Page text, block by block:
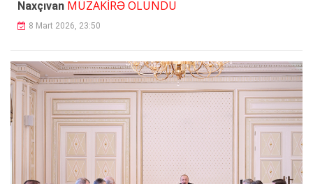
Naxçıvan MÜZAKİRƏ OLUNDU
8 Mart 2026, 23:50